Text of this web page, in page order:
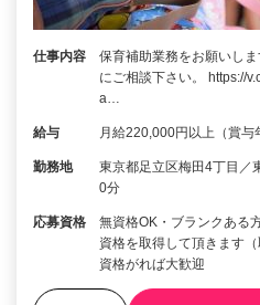
仕事内容
保育補助業務をお願いし
にご相談下さい。 https://
a…
給与 月給220,000円以上（賞与
勤務地
東京都足立区梅田4丁目／
0分
応募資格
無資格OK・ブランクあ
資格を取得して頂きます
資格がれば大歓迎